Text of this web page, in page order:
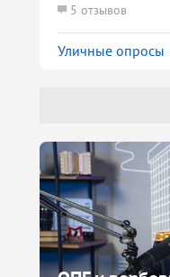
5 отзывов
Уличные